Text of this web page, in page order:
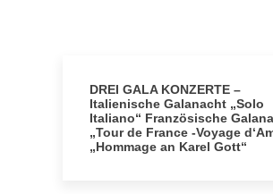
DREI GALA KONZERTE –
Italienische Galanacht „Solo
Italiano“ Französische
„Tour de France -Voyage
„Hommage an Karel Gott“